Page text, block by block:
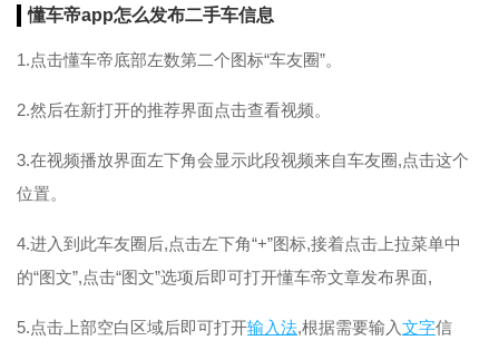
懂车帝app怎么发布二手车信息
1.点击懂车帝底部左数第二个图标“车友圈”。
2.然后在新打开的推荐界面点击查看视频。
3.在视频播放界面左下角会显示此段视频来自车友圈,点击这个
位置。
4.进入到此车友圈后,点击左下角“+”图标,接着点击上拉菜单中
的“图文”,点击“图文”选项后即可打开懂车帝文章发布界面,
5.点击上部空白区域后即可打开输入法,根据需要输入文字信